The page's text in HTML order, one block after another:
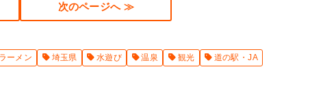
次のページへ ≫
ラーメン 埼玉県 水遊び 温泉 観光 道の駅・JA